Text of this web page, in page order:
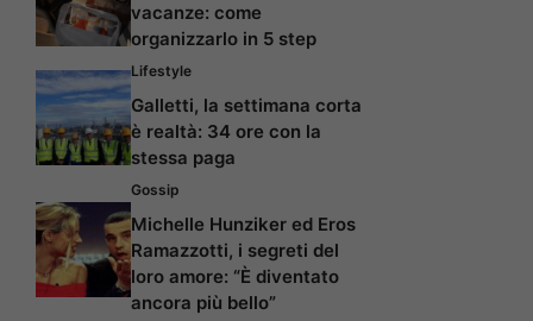
vacanze: come
organizzarlo in 5 step
Lifestyle
Galletti, la settimana corta
è realtà: 34 ore con la
stessa paga
Gossip
Michelle Hunziker ed Eros
Ramazzotti, i segreti del
loro amore: “È diventato
ancora più bello”